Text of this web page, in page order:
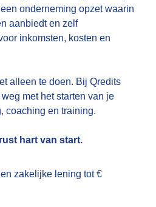
onderneming opzet waarin
aanbiedt en zelf
inkomsten, kosten en
alleen te doen. Bij Qredits
met het starten van je
coaching en training.
hart van start.
zakelijke lening tot €